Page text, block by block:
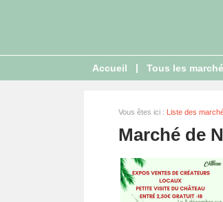
Accueil | Tous les
Vous êtes ici : Liste des
Marché de